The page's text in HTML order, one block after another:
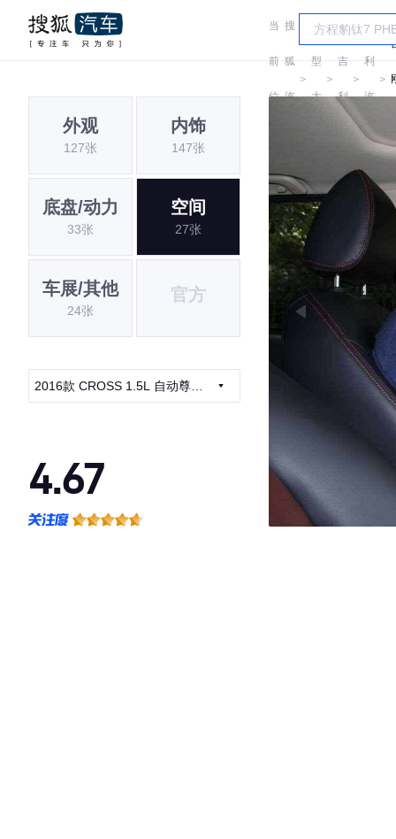
当
前
位
搜
狐
汽
＞
车
型
大
＞
吉
利
＞
吉
利
汽
＞
外观
127张
内饰
147张
底盘/动力
33张
空间
27张
车展/其他
24张
官方
2016款 CROSS 1.5L 自动尊享
4.67